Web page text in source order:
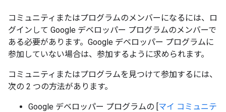
コミュニティまたはプログラムのメンバーになるには、ロ
グインして Google デベロッパー プログラムのメンバーで
ある必要があります。Google デベロッパー プログラムに
参加していない場合は、参加するように求められます。
コミュニティまたはプログラムを見つけて参加するには、
次の 2 つの方法があります。
Google デベロッパー プログラムの [マイ コミュニテ